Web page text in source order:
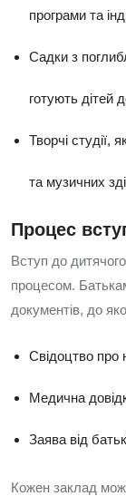
програми та
Садки з
готують дітей
Творчі студії,
та музичних
Процес
Вступ до
процесом.
документів, до
Свідоцтво про
Медична
Заява від
Кожен заклад